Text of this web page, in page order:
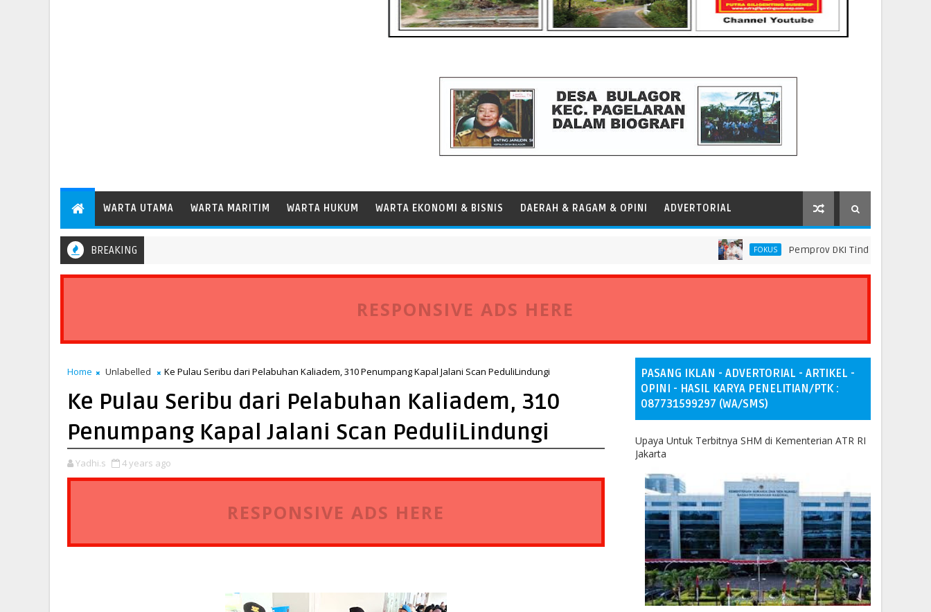
WARTA UTAMA WARTA MARITIM WARTA HUKUM WARTA EKONOMI & BISNIS DAERAH & RAGAM & OPINI ADVERTORIAL
BREAKING FOKUS Pemprov DKI Tindak Seluruh Rantai
Pelabuhan Patimban Perdana Layani Kapal Peti Kemas Besar Kelas Panamax
RESPONSIVE ADS HERE
Home Unlabelled Ke Pulau Seribu dari Pelabuhan Kaliadem, 310 Penumpang Kapal Jalani Scan PeduliLindungi
Ke Pulau Seribu dari Pelabuhan Kaliadem, 310
Penumpang Kapal Jalani Scan PeduliLindungi
Yadhi.s 4 years ago
RESPONSIVE ADS HERE
PASANG IKLAN - ADVERTORIAL - ARTIKEL -
OPINI - HASIL KARYA PENELITIAN/PTK :
087731599297 (WA/SMS)
Upaya Untuk Terbitnya SHM di Kementerian ATR RI
Jakarta